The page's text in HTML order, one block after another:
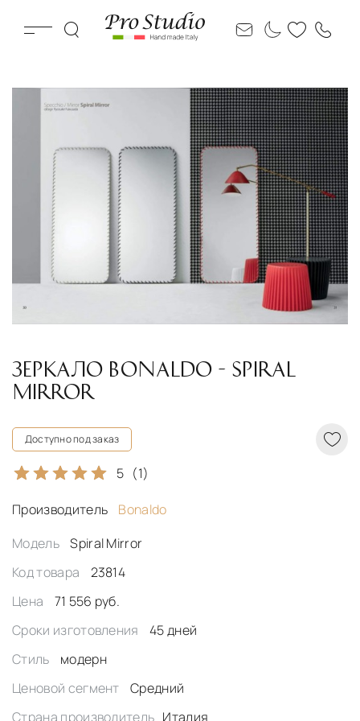
ЗЕРКАЛО BONALDO - SPIRAL
MIRROR
Доступно под заказ
5 (1)
Производитель
Bonaldo
Модель
Spiral Mirror
Код товара
23814
Цена
71 556 руб.
Сроки изготовления
45 дней
Стиль
модерн
Ценовой сегмент
Средний
Страна производитель Италия